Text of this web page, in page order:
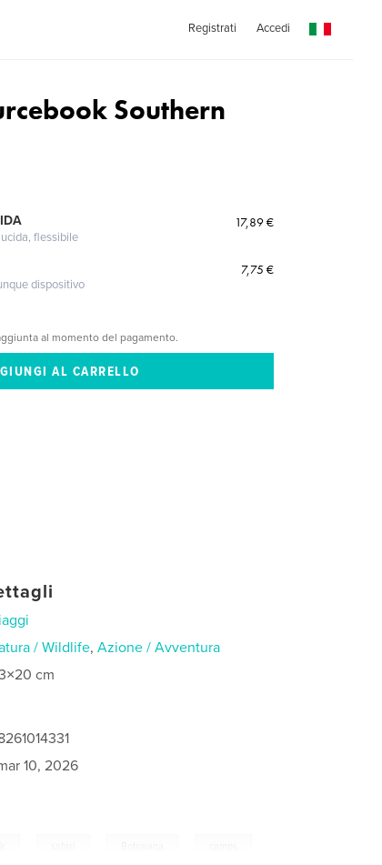
Registrati Accedi
Southern
flessibile
17,89 €
dispositivo
7,75 €
al momento del pagamento.
/ Wildlife,Azione / Avventura
cm
10, 2026